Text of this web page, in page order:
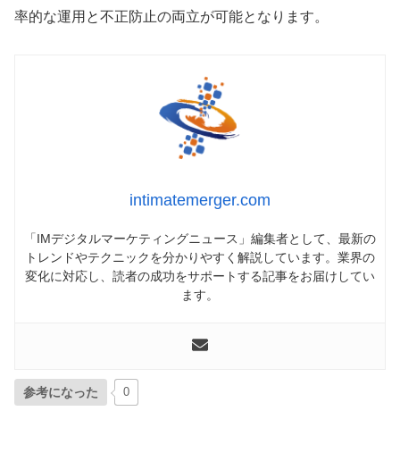
率的な運用と不正防止の両立が可能となります。
intimatemerger.com
「IMデジタルマーケティングニュース」編集者として、最新の
トレンドやテクニックを分かりやすく解説しています。業界の
変化に対応し、読者の成功をサポートする記事をお届けしてい
ます。
参考になった 0